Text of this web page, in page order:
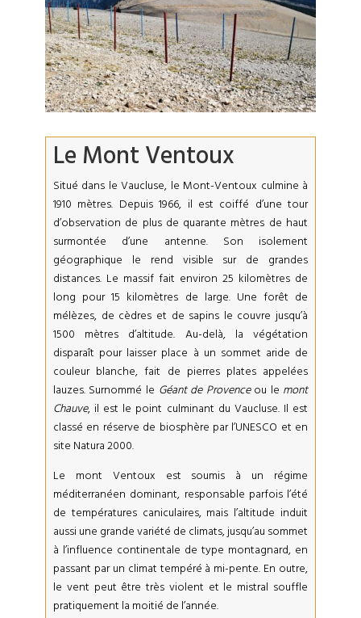
Le Mont Ventoux
Situé dans le Vaucluse, le Mont-Ventoux culmine à
1910 mètres. Depuis 1966, il est coiffé d’une tour
d’observation de plus de quarante mètres de haut
surmontée d’une antenne. Son isolement
géographique le rend visible sur de grandes
distances. Le massif fait environ 25 kilomètres de
long pour 15 kilomètres de large. Une forêt de
mélèzes, de cèdres et de sapins le couvre jusqu’à
1500 mètres d’altitude. Au-delà, la végétation
disparaît pour laisser place à un sommet aride de
couleur blanche, fait de pierres plates appelées
lauzes. Surnommé le Géant de Provenceou le mont
Chauve, il est le point culminant du Vaucluse. Il est
classé en réserve de biosphère par l’UNESCO et en
site Natura 2000.
Le mont Ventoux est soumis à un régime
méditerranéen dominant, responsable parfois l’été
de températures caniculaires, mais l’altitude induit
aussi une grande variété de climats, jusqu’au sommet
à l’influence continentale de type montagnard, en
passant par un climat tempéré à mi-pente. En outre,
le vent peut être très violent et le mistral souffle
pratiquement la moitié de l’année.